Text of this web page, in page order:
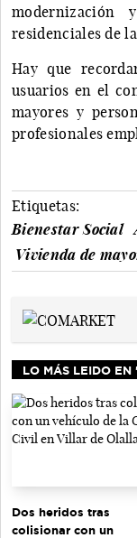
modernización
residenciales de
Hay que
usuarios en el
mayores y
profesionales
Etiquetas:
Bienestar Social
Vivienda de
LO MÁS LEIDO
Dos heridos tras
colisionar con un